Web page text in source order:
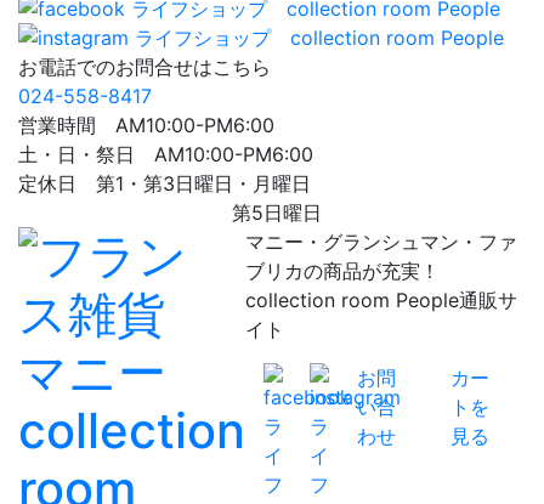
お電話でのお問合せはこちら
024-558-8417
営業時間 AM10:00-PM6:00
土・日・祭日 AM10:00-PM6:00
定休日 第1・第3日曜日・月曜日
第5日曜日
マニー・グランシュマン・ファ
ブリカの商品が充実！
collection room People通販サ
イト
お問
い合
わせ
カー
トを
見る